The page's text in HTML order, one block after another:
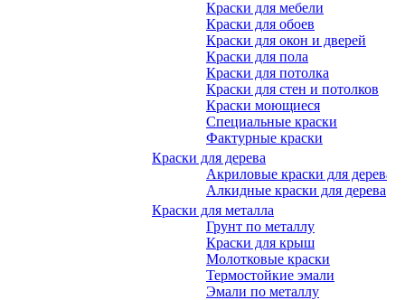
Краски для мебели
Краски для обоев
Краски для окон и дверей
Краски для пола
Краски для потолка
Краски для стен и потолков
Краски моющиеся
Специальные краски
Фактурные краски
Краски для дерева
Акриловые краски для дерева
Алкидные краски для дерева
Краски для металла
Грунт по металлу
Краски для крыш
Молотковые краски
Термостойкие эмали
Эмали по металлу